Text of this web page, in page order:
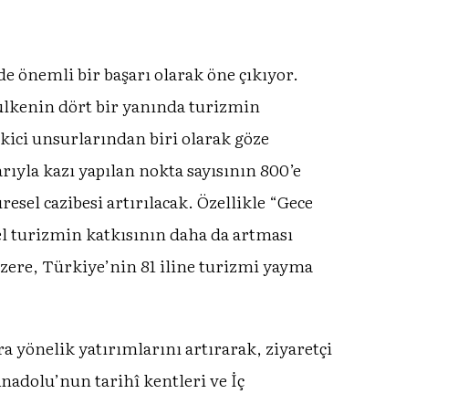
önemli bir başarı olarak öne çıkıyor.
dört bir yanında turizmin
unsurlarından biri olarak göze
kazı yapılan nokta sayısının 800’e
cazibesi artırılacak. Özellikle “Gece
katkısının daha da artması
Türkiye’nin 81 iline turizmi yayma
yatırımlarını artırarak, ziyaretçi
tarihî kentleri ve İç